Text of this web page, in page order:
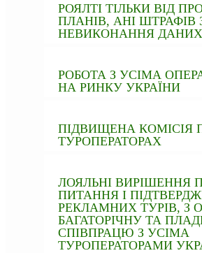
РОЯЛТІ ТІЛЬКИ ВІД
ПЛАНІВ, АНІ ШТРАФІВ
НЕВИКОНАННЯ ДАНИХ
РОБОТА З УСІМА
НА РИНКУ УКРАЇНИ
ПІДВИЩЕНА КОМІСІЯ
ТУРОПЕРАТОРАХ
ЛОЯЛЬНІ ВИРІШЕННЯ
ПИТАННЯ І
РЕКЛАМНИХ ТУРІВ, З
БАГАТОРІЧНУ ТА
СПІВПРАЦЮ З УСІМА
ТУРОПЕРАТОРАМИ